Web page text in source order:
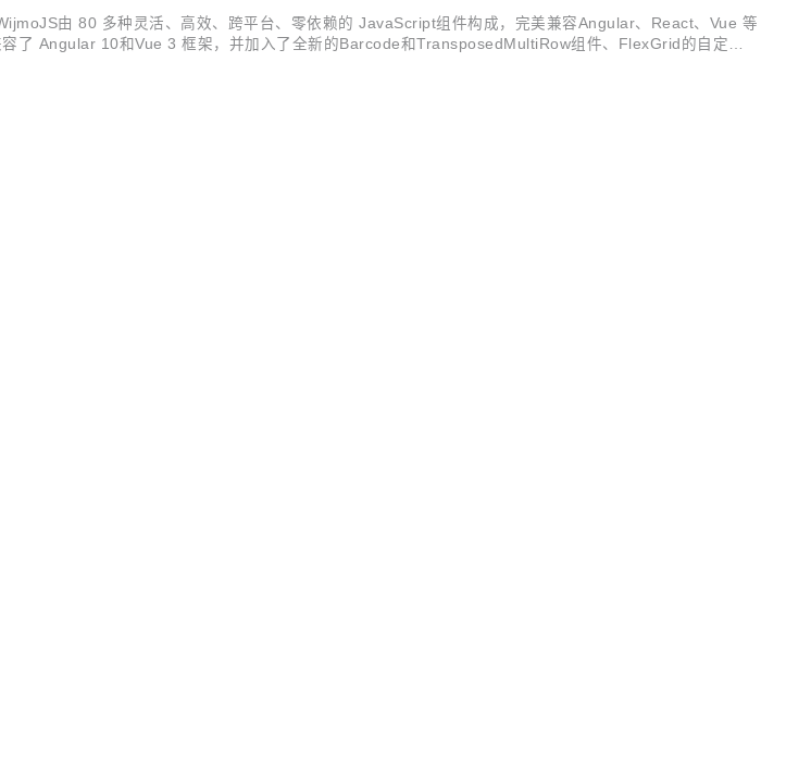
由 80 多种灵活、高效、跨平台、零依赖的 JavaScript组件构成，完美兼容Angular、React、Vue 等
了 Angular 10和Vue 3 框架，并加入了全新的Barcode和TransposedMultiRow组件、FlexGrid的自定义编